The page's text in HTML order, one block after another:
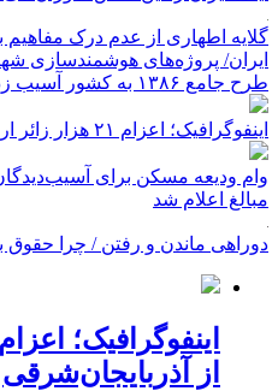
گلایه اطهاری از عدم درک مفاهیم
ایران/ پروژه‌های هوشمندسازی
طرح جامع ۱۳۸۶ به کشور آسیب زد
اینفوگرافیک؛ اعزام ۲۱ هزار زائر اربعین از آذربایجان‌شرقی
وام ودیعه مسکن برای
مبالغ اعلام شد
دوراهی ماندن و رفتن / چرا حقوق
از آذربایجان‌شرقی